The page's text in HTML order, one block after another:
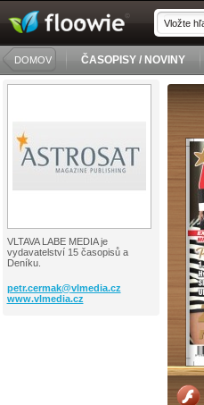
DOMOV ČASOPISY / NOVINY
VLTAVA LABE MEDIA je
vydavatelství 15 časopisů a
Deníku.
petr.cermak@vlmedia.cz
www.vlmedia.cz